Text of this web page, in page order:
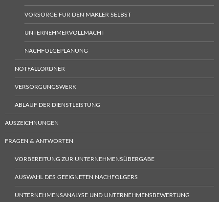
VORSORGE FÜR DEN MAKLER SELBST
UNTERNEHMERVOLLMACHT
NACHFOLGEPLANUNG
NOTFALLORDNER
VERSORGUNGSWERK
ABLAUF DER DIENSTLEISTUNG
AUSZEICHNUNGEN
FRAGEN & ANTWORTEN
VORBEREITUNG ZUR UNTERNEHMENSÜBERGABE
AUSWAHL DES GEEIGNETEN NACHFOLGERS
UNTERNEHMENSANALYSE UND UNTERNEHMENSBEWERTUNG